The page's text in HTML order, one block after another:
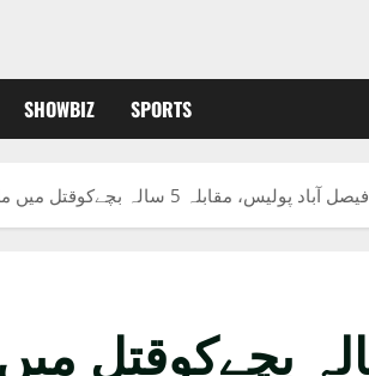
SHOWBIZ SPORTS
فیصل آباد پولیس، مقابلہ 5 سالہ بچےکوقتل میں ملوث 2ملزمان سمیت چارافراد ہلاک